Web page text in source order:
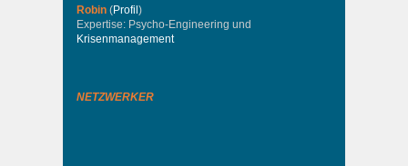
Robin (Profil )
Expertise: Psycho-Engineering und
Krisenmanagement
NETZWERKER